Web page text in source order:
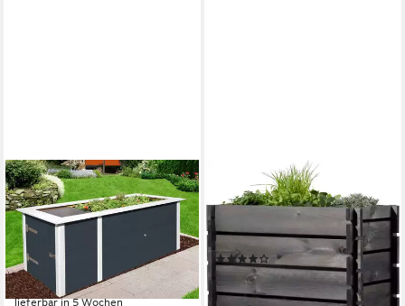
WEKA
Hochbeet (Set), BxTxH:
205x80x81 cm, mit
Anbauschrank
513,52 €
-7%
lieferbar in 5 Wochen
Hochbeet, Stecksystem,
FSC®-zertifiziertes
Kiefernholz, wetterfest lasiert
(1)
ab 92,99 € UVP110,00 €
-15%